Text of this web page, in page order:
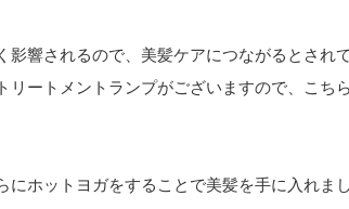
響されるので、美髪ケアにつながるとされて
リートメントランプがございますので、こち
にホットヨガをすることで美髪を手に入れま